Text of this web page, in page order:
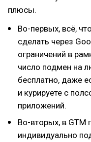
плюсы.
Во-первых, всё,
сделать через
ограничений в
число подмен на
бесплатно, даже
и курируете с
приложений.
Во-вторых, в GTM
индивидуально